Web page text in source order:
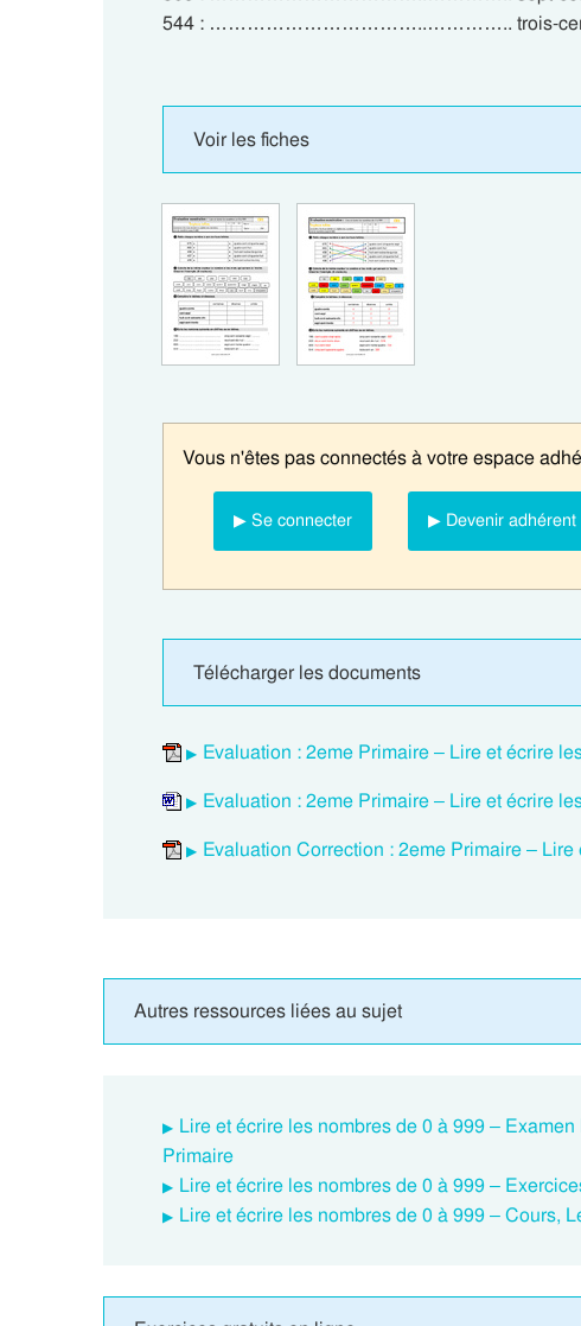
544 : ……………………………..………….. trois-
Voir les fiches
Vous n'êtes pas connectés à votre espace
▶ Se connecter ▶ Devenir adhérent
Télécharger les documents
Evaluation : 2eme Primaire – Lire et écrire
Evaluation : 2eme Primaire – Lire et écrire
Evaluation Correction : 2eme Primaire –
Autres ressources liées au sujet
Lire et écrire les nombres de 0 à 999 –
Primaire
Lire et écrire les nombres de 0 à 999 –
Lire et écrire les nombres de 0 à 999 – Cours,